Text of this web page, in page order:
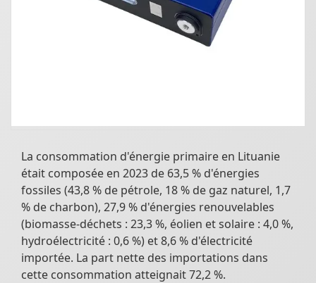
La consommation d'énergie primaire en Lituanie
était composée en 2023 de 63,5 % d'énergies
fossiles (43,8 % de pétrole, 18 % de gaz naturel, 1,7
% de charbon), 27,9 % d'énergies renouvelables
(biomasse-déchets : 23,3 %, éolien et solaire : 4,0 %,
hydroélectricité : 0,6 %) et 8,6 % d'électricité
importée. La part nette des importations dans
cette consommation atteignait 72,2 %.